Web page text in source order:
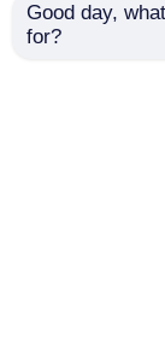
Good day,
for?